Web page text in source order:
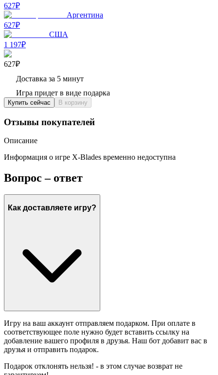
627₽
Аргентина
627₽
США
1 197₽
627₽
Доставка за 5 минут
Игра придет в виде подарка
Купить сейчас В корзину
Отзывы покупателей
Описание
Информация о игре X-Blades временно недоступна
Вопрос – ответ
Как доставляете игру?
Игру на ваш аккаунт отправляем подарком. При оплате в
соответствующее поле нужно будет вставить ссылку на
добавление вашего профиля в друзья. Наш бот добавит вас в
друзья и отправить подарок.
Подарок отклонять нельзя! - в этом случае возврат не